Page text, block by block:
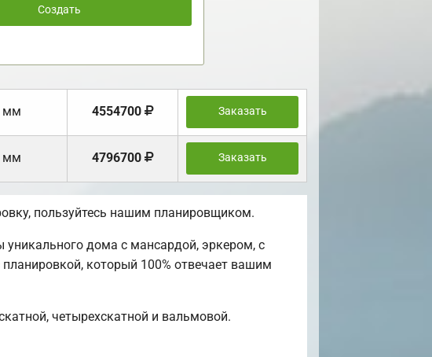
Создать
мм 4554700 Заказать
мм 4796700 Заказать
пользуйтесь нашим планировщиком.
дома с мансардой, эркером, с
который 100% отвечает вашим
четырехскатной и вальмовой.